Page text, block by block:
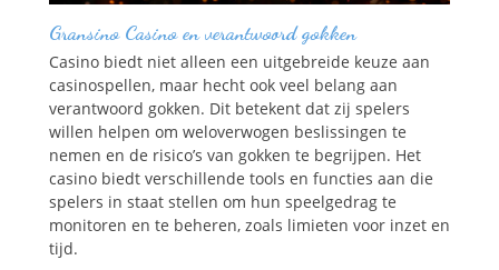
Gransino Casino en verantwoord gokken
Casino biedt niet alleen een uitgebreide keuze aan
casinospellen, maar hecht ook veel belang aan
verantwoord gokken. Dit betekent dat zij spelers
willen helpen om weloverwogen beslissingen te
nemen en de risico’s van gokken te begrijpen. Het
casino biedt verschillende tools en functies aan die
spelers in staat stellen om hun speelgedrag te
monitoren en te beheren, zoals limieten voor inzet en
tijd.